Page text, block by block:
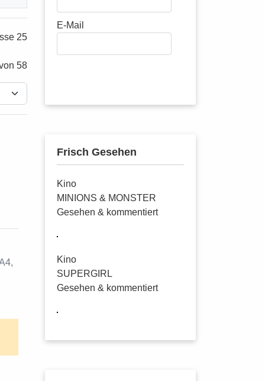
25
58
E-Mail
Frisch Gesehen
Kino
MINIONS & MONSTER
Gesehen & kommentiert
Kino
SUPERGIRL
Gesehen & kommentiert